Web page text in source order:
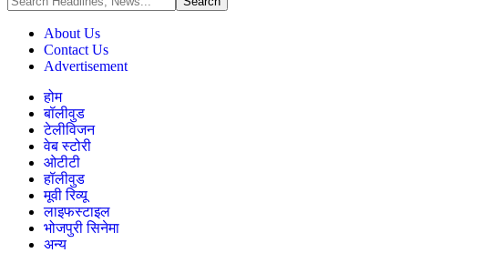
About Us
Contact Us
Advertisement
होम
बॉलीवुड
टेलीविजन
वेब स्टोरी
ओटीटी
हॉलीवुड
मूवी रिव्यू
लाइफस्टाइल
भोजपुरी सिनेमा
अन्य